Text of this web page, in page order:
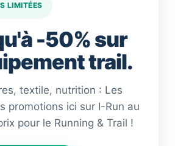
LIMITÉES
-50% sur
trail.
textile, nutrition : Les
promotions ici sur I-Run au
pour le Running & Trail !